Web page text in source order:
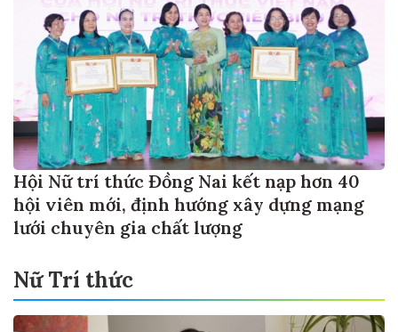
Hội Nữ trí thức Đồng Nai kết nạp hơn 40
hội viên mới, định hướng xây dựng mạng
lưới chuyên gia chất lượng
Nữ Trí thức